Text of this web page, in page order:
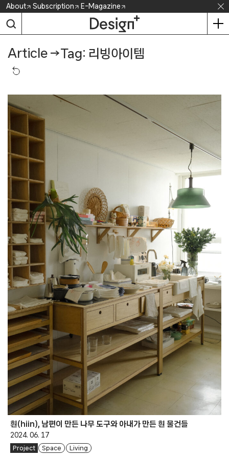
Skip
content
About Subscription E-Magazine
Article →Tag: 리빙아이템
흰(hiin), 남편이 만든 나무 도구와 아내가 만든 흰 물건들
2024. 06. 17
Project Space Living